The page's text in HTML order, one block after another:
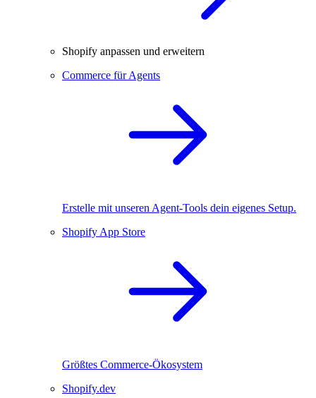
Shopify anpassen und erweitern
Commerce für Agents
Erstelle mit unseren Agent-Tools dein eigenes Setup.
Shopify App Store
Größtes Commerce-Ökosystem
Shopify.dev